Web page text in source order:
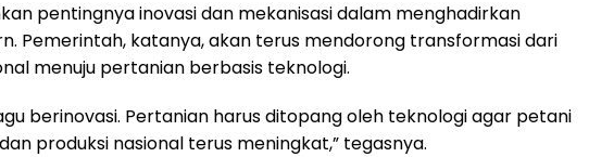
pentingnya inovasi dan mekanisasi dalam menghadirkan
Pemerintah, katanya, akan terus mendorong transformasi dari
menuju pertanian berbasis teknologi.
berinovasi. Pertanian harus ditopang oleh teknologi agar petani
produksi nasional terus meningkat,” tegasnya.